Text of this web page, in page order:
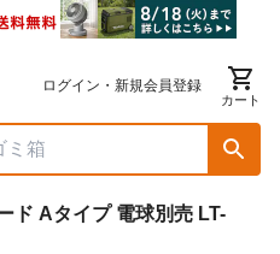
ログイン・新規会員登録
カート
ド Aタイプ 電球別売 LT-